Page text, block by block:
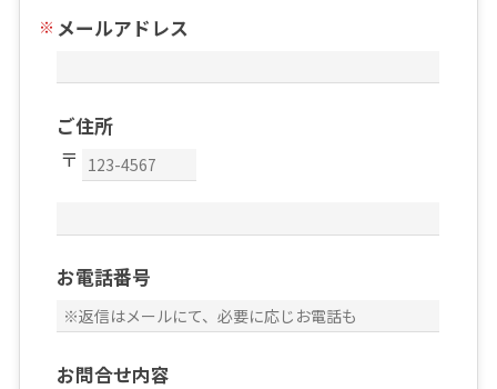
メールアドレス
ご住所
お電話番号
お問合せ内容